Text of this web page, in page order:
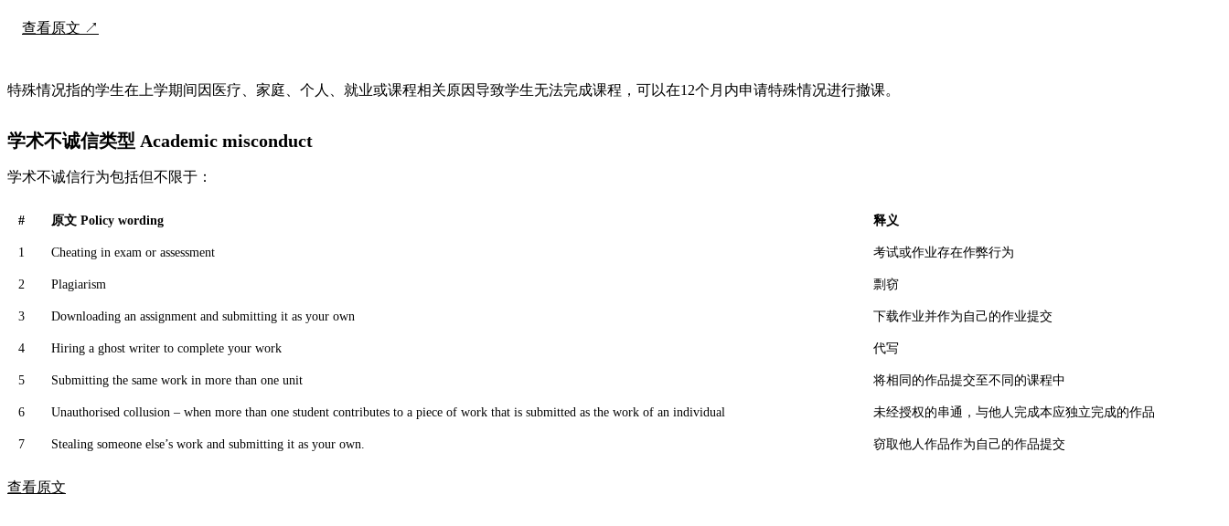
查看原文
特殊情况指的学生在上学期间因医疗、家庭、个人、就业或课程相关原因导致学生无法完成课程，可以在12个月内申请特殊情况进行撤课。
学术不诚信类型 Academic misconduct
学术不诚信行为包括但不限于：
# 原文 Policy wording 释义
1 Cheating in exam or assessment 考试或作业存在作弊行为
2 Plagiarism 剽窃
3 Downloading an assignment and submitting it as your own 下载作业并作为自己的作业提交
4 Hiring a ghost writer to complete your work 代写
5 Submitting the same work in more than one unit 将相同的作品提交至不同的课程中
6 Unauthorised collusion – when more than one student contributes to a piece of work that is submitted as the work of an individual 未经授权的串通，与他人完成本应独立完成的作品
7 Stealing someone else’s work and submitting it as your own. 窃取他人作品作为自己的作品提交
查看原文